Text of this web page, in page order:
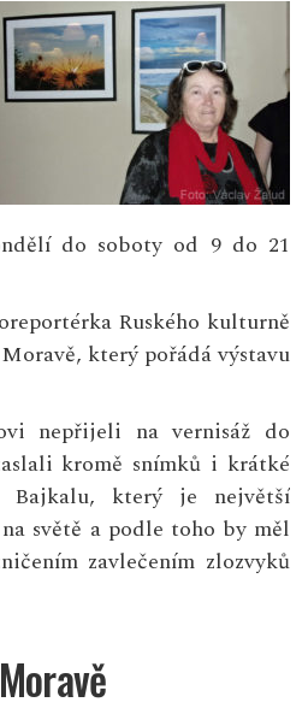
do soboty od 9 do 21
Ruského kulturně
který pořádá výstavu
nepřijeli na vernisáž do
kromě snímků i krátké
který je největší
světě a podle toho by měl
zavlečením zlozvyků